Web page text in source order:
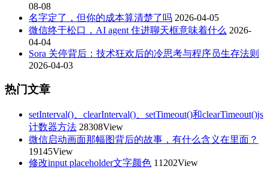
08-08
名字定了，但你的成本算清楚了吗 2026-04-05
微信终于松口，AI agent 住进聊天框意味着什么 2026-
04-04
Sora 关停背后：技术狂欢后的冷思考与程序员生存法则
2026-04-03
热门文章
setInterval()、clearInterval()、setTimeout()和clearTimeout()js
计数器方法 28308View
微信启动画面那幅图背后的故事，有什么含义在里面？
19145View
修改input placeholder文字颜色 11202View